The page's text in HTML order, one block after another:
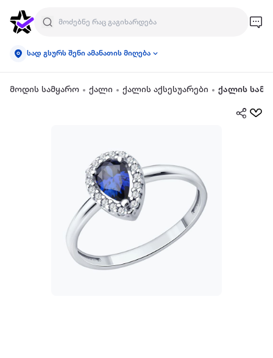
სად გსურს შენი ამანათის მიღება
მოდის სამყარო ქალი ქალის აქსესუარები ქალის